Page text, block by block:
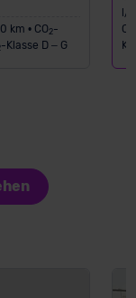
km • CO2-
-Klasse D – G
l/
CO